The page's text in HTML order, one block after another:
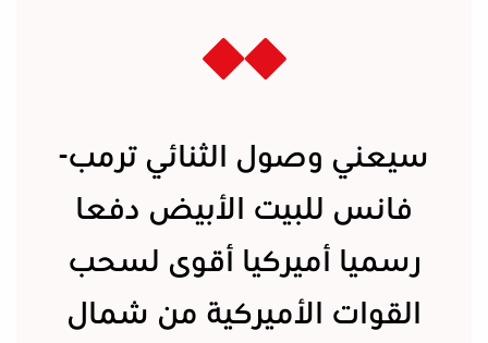
سيعني وصول الثنائي ترمب-
فانس للبيت الأبيض دفعا
رسميا أميركيا أقوى لسحب
القوات الأميركية من شمال